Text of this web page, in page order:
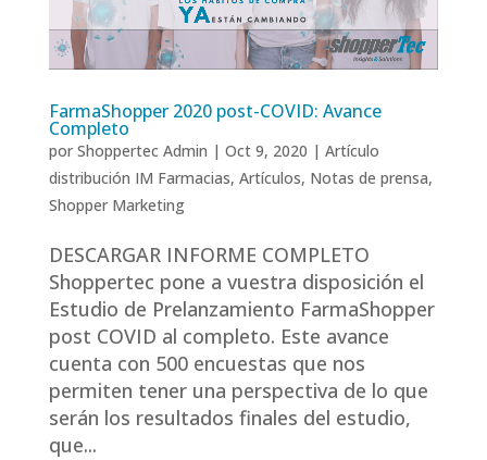
FarmaShopper 2020 post-COVID: Avance
Completo
por Shoppertec Admin | Oct 9, 2020 | Artículo
distribución IM Farmacias, Artículos, Notas de prensa,
Shopper Marketing
DESCARGAR INFORME COMPLETO
Shoppertec pone a vuestra disposición el
Estudio de Prelanzamiento FarmaShopper
post COVID al completo. Este avance
cuenta con 500 encuestas que nos
permiten tener una perspectiva de lo que
serán los resultados finales del estudio,
que...